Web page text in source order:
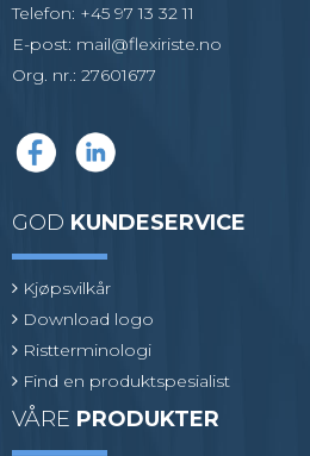
Telefon: +45 97 13 32 11
E-post: mail@flexiriste.no
Org. nr. : 27601677
GOD KUNDESERVICE
Kjøpsvilkår
Download logo
Ristterminologi
Find en produktspesialist
VÅRE PRODUKTER